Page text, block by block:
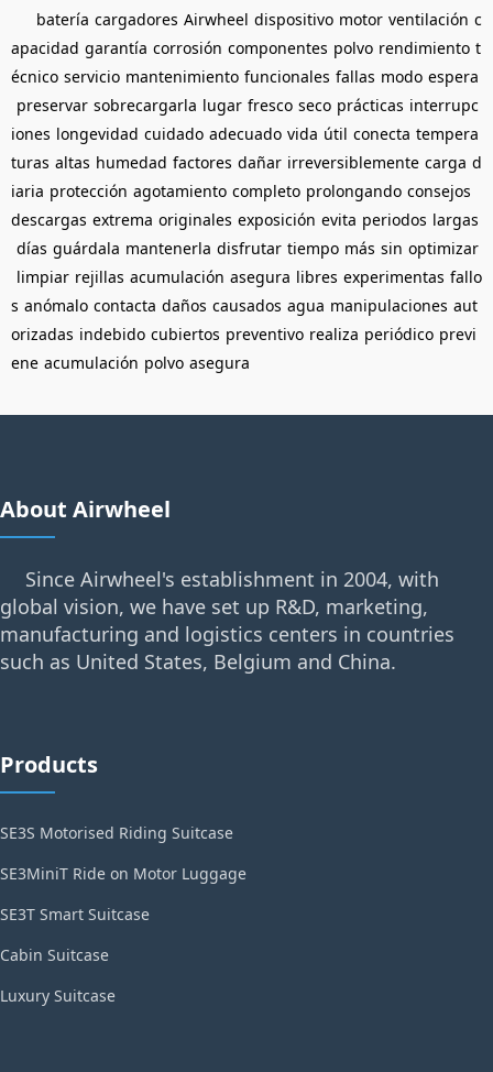
batería cargadores Airwheel dispositivo motor ventilación c
apacidad garantía corrosión componentes polvo rendimiento t
écnico servicio mantenimiento funcionales fallas modo espera
preservar sobrecargarla lugar fresco seco prácticas interrupc
iones longevidad cuidado adecuado vida útil conecta tempera
turas altas humedad factores dañar irreversiblemente carga d
iaria protección agotamiento completo prolongando consejos
descargas extrema originales exposición evita periodos largas
días guárdala mantenerla disfrutar tiempo más sin optimizar
limpiar rejillas acumulación asegura libres experimentas fallo
s anómalo contacta daños causados agua manipulaciones aut
orizadas indebido cubiertos preventivo realiza periódico previ
ene acumulación polvo asegura
About Airwheel
Since Airwheel's establishment in 2004, with
global vision, we have set up R&D, marketing,
manufacturing and logistics centers in countries
such as United States, Belgium and China.
Products
SE3S Motorised Riding Suitcase
SE3MiniT Ride on Motor Luggage
SE3T Smart Suitcase
Cabin Suitcase
Luxury Suitcase